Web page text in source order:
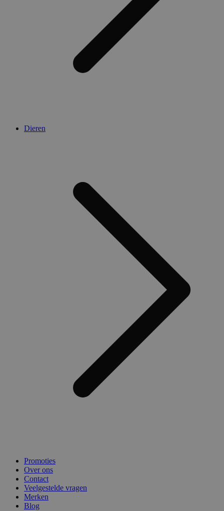
Dieren
Promoties
Over ons
Contact
Veelgestelde vragen
Merken
Blog